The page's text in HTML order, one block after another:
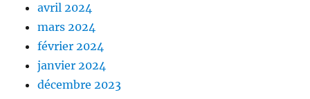
avril 2024
mars 2024
février 2024
janvier 2024
décembre 2023